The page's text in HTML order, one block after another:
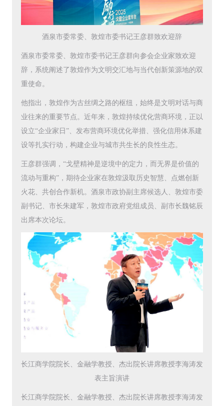
酒泉市委常委、敦煌市委书记王彦群致欢迎辞
酒泉市委常委、敦煌市委书记王彦群向参会企业家致欢迎
辞，系统阐述了敦煌作为文明交汇地与当代创新策源地的双
重使命。
他指出，敦煌作为古丝绸之路的枢纽，始终是文明对话与商
业往来的重要节点。近年来，敦煌持续优化营商环境，正以
设立“企业家日”、发布营商环境优化举措、强化信用体系建
设等扎实行动，构建企业与城市共生长的良性生态。
王彦群强调，“戈壁精神是逆境中的定力，而无界是价值的
流动与重构”，期待企业家在敦煌汲取历史智慧、点燃创新
火花、共创合作新机。酒泉市政协副主席候选人、敦煌市委
副书记、市长朱建军，敦煌市政府党组成员、副市长魏铭辰
出席本次论坛。
长江商学院院长、金融学教授、杰出院长讲席教授李海涛发
表主旨演讲
长江商学院院长、金融学教授、杰出院长讲席教授李海涛发